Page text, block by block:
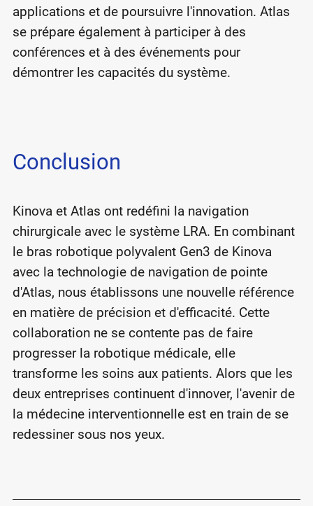
applications et de poursuivre l'innovation. Atlas
se prépare également à participer à des
conférences et à des événements pour
démontrer les capacités du système.
Conclusion
Kinova et Atlas ont redéfini la navigation
chirurgicale avec le système LRA. En combinant
le bras robotique polyvalent Gen3 de Kinova
avec la technologie de navigation de pointe
d'Atlas, nous établissons une nouvelle référence
en matière de précision et d'efficacité. Cette
collaboration ne se contente pas de faire
progresser la robotique médicale, elle
transforme les soins aux patients. Alors que les
deux entreprises continuent d'innover, l'avenir de
la médecine interventionnelle est en train de se
redessiner sous nos yeux.